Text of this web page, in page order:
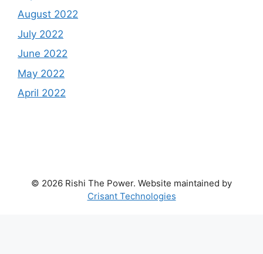
August 2022
July 2022
June 2022
May 2022
April 2022
© 2026 Rishi The Power. Website maintained by
Crisant Technologies